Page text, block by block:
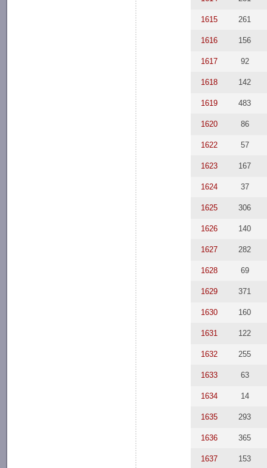
1615 261
1616 156
1617 92
1618 142
1619 483
1620 86
1622 57
1623 167
1624 37
1625 306
1626 140
1627 282
1628 69
1629 371
1630 160
1631 122
1632 255
1633 63
1634 14
1635 293
1636 365
1637 153